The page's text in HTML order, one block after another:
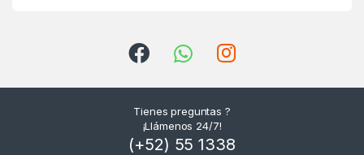
e
Tienes preguntas ?
¡Llámenos 24/7!
(+52) 55 1338